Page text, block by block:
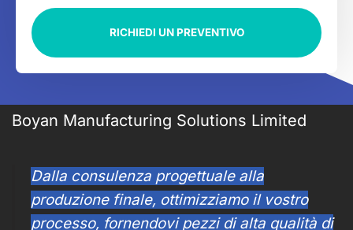
RICHIEDI UN PREVENTIVO
Boyan Manufacturing Solutions Limited
Dalla consulenza progettuale alla
produzione finale, ottimizziamo il vostro
processo, fornendovi pezzi di alta qualità di